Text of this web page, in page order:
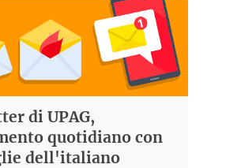
di UPAG,
quotidiano con
dell'italiano